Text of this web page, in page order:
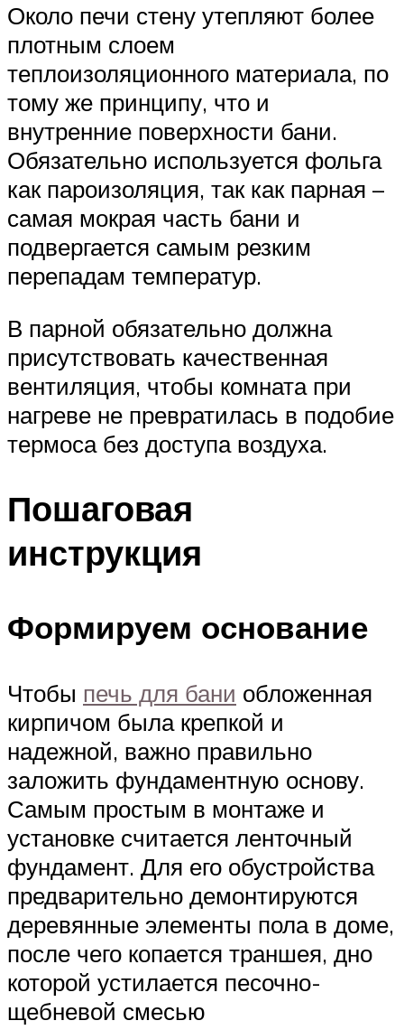
Около печи стену утепляют более
плотным слоем
теплоизоляционного материала, по
тому же принципу, что и
внутренние поверхности бани.
Обязательно используется фольга
как пароизоляция, так как парная –
самая мокрая часть бани и
подвергается самым резким
перепадам температур.
В парной обязательно должна
присутствовать качественная
вентиляция, чтобы комната при
нагреве не превратилась в подобие
термоса без доступа воздуха.
Пошаговая
инструкция
Формируем основание
Чтобы печь для бани обложенная
кирпичом была крепкой и
надежной, важно правильно
заложить фундаментную основу.
Самым простым в монтаже и
установке считается ленточный
фундамент. Для его обустройства
предварительно демонтируются
деревянные элементы пола в доме,
после чего копается траншея, дно
которой устилается песочно-
щебневой смесью